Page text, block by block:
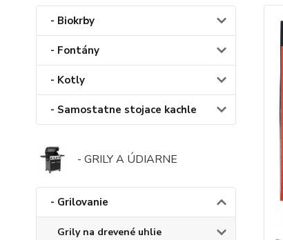
- Biokrby
- Fontány
- Kotly
- Samostatne stojace kachle
- GRILY A ÚDIARNE
- Grilovanie
Grily na drevené uhlie